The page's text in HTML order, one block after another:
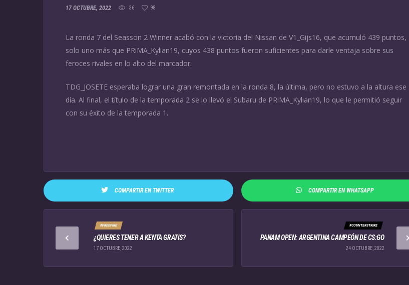
17 OCTUBRE, 2022 36 98
La ronda 7 del Seasson 2 Winner acabó con la victoria del Nissan de V1_Gijs16, que acumuló 439 puntos,
solo uno más que PRiMA_Kylian19, cuyos 438 puntos fueron suficientes para darle ventaja sobre sus
feroces rivales en lo alto del marcador.
TDG_JOSETE esperaba lograr una gran remontada en la ronda 8, la última, pero no estuvo a la altura ese
día. Al final, el título de la temporada 2 se lo llevó el Subaru de PRiMA_Kylian19, lo que le permitió seguir
con su éxito de la temporada 1.
COMPARTIR EN TWITTER COMPARTIR EN WHATSAPP
#FREEFIRE
¿QUIERES TENER A KENTA GRATIS?
17 OCTUBRE, 2022
#COUNTERSTRIKE
PANAM OPEN: ARGENTINA CAMPEÓN DE CS:GO
24 OCTUBRE, 2022